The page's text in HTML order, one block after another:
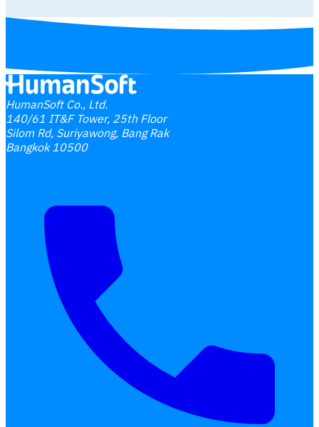
HumanSoft Co., Ltd.
140/61 IT&F Tower, 25th Floor
Silom Rd, Suriyawong, Bang Rak
Bangkok 10500